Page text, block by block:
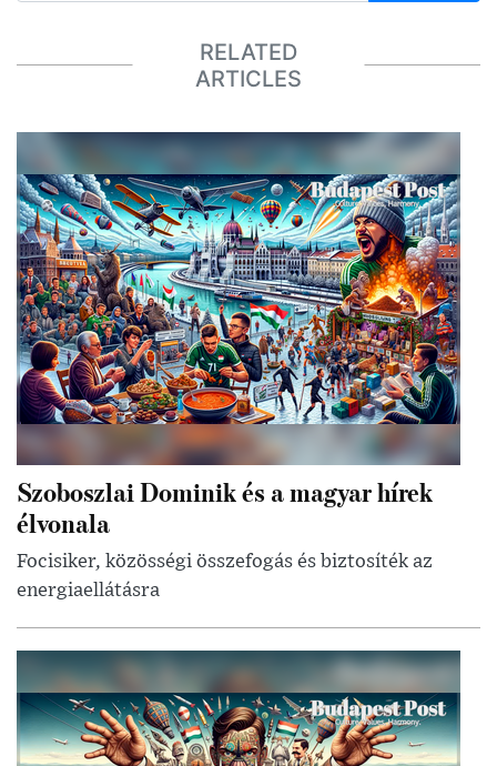
RELATED
ARTICLES
Szoboszlai Dominik és a magyar hírek
élvonala
Focisiker, közösségi összefogás és biztosíték az
energiaellátásra